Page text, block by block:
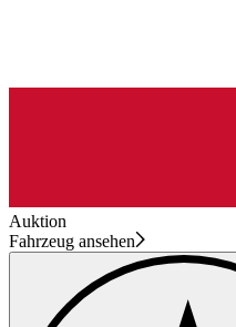
Auktion
Fahrzeug ansehen